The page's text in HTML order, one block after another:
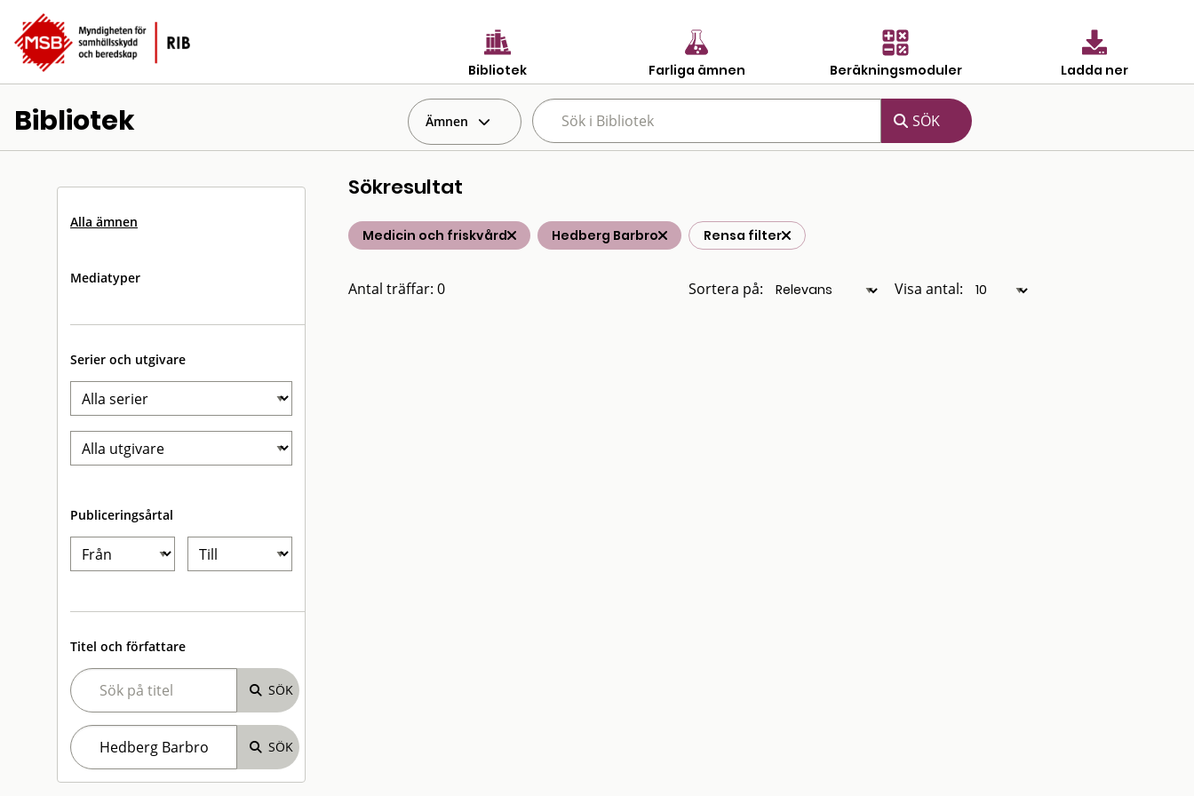
Bibliotek Farliga ämnen Beräkningsmoduler Ladda ner
Bibliotek Ämnen
Alla ämnen
Mediatyper
Serier och utgivare
Publiceringsårtal
Titel och författare
Sökresultat
Medicin och friskvård Hedberg Barbro Rensa filter
Antal träffar: 0 Sortera på: Visa antal: